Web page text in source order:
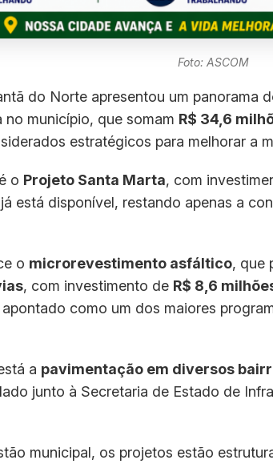
Foto: ASCOM
do Norte apresentou um panorama
no município, que somam R$ 34,6
estratégicos para melhorar a
o Projeto Santa Marta, com
está disponível, restando apenas a
o microrevestimento asfáltico, que
, com investimento de R$ 8,6
como um dos maiores
a pavimentação em diversos
junto à Secretaria de Estado de
municipal, os projetos estão